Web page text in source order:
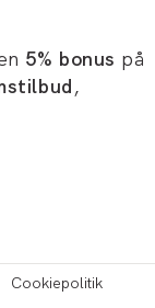
5% bonus på
,
Cookiepolitik